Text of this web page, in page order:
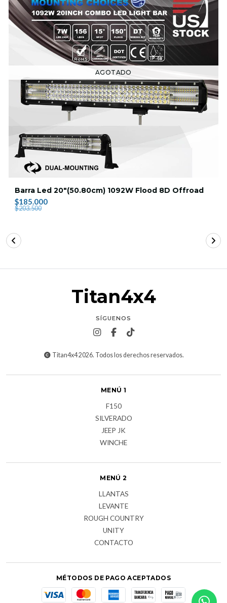
AGOTADO
Barra Led 20"(50.80cm) 1092W Flood 8D Offroad
$185.000
$203.500
Titan4x4
SÍGUENOS
Titan4x4 2026. Todos los derechos reservados.
MENÚ 1
F150
SILVERADO
JEEP JK
WINCHE
MENÚ 2
LLANTAS
LEVANTE
ROUGH COUNTRY
UNITY
CONTACTO
MÉTODOS DE PAGO ACEPTADOS